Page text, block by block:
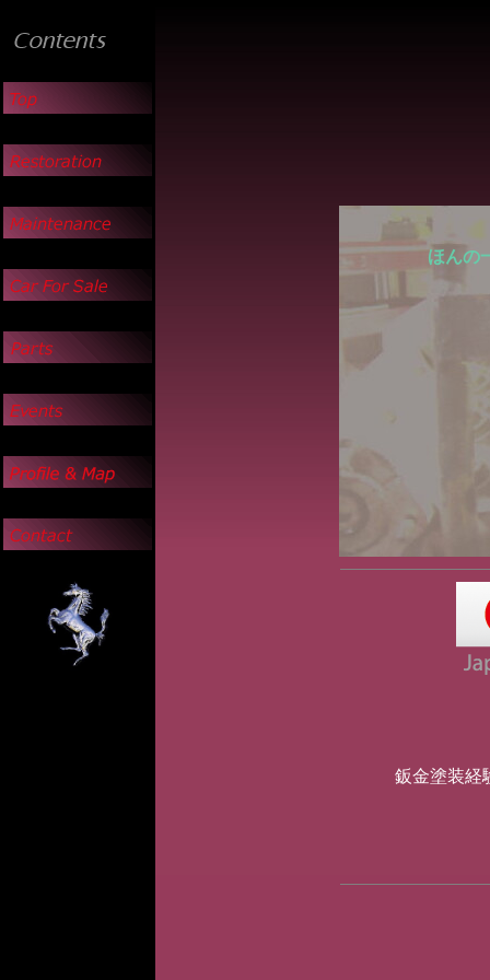
ほんの
Ｃｌａｓ
愛す
鈑金塗装経験